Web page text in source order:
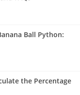
Ball Python:
the Percentage